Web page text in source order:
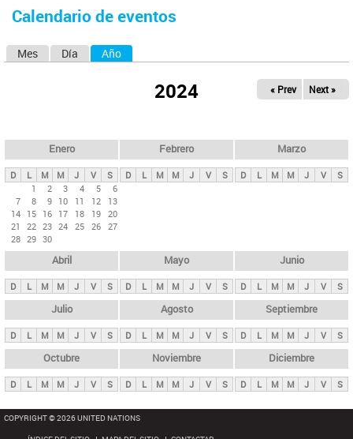
d
usted
Calendario de eventos
s
p
n
i
p
a
l
s
Mes Día Año
2024 « Prev Next »
Enero
D L M M J V
S
1
2 3 4 5
6
7
8 9 10 11 12
13
14 15 16 17 18 19 20
21
22 23 24 25 26 27
28 29 30
Febrero
D L M M J V S
Marzo
D L M M J V S
Abril
D L M M J V S
Mayo
D L M M J V S
Junio
D L M M J V S
Julio
D L M M J V S
Agosto
D L M M J V S
Septiembre
D L M M J V S
Octubre
D L M M J V S
Noviembre
D L M M J V S
Diciembre
D L M M J V S
COPYRIGHT © 2026 UNITED NATIONS